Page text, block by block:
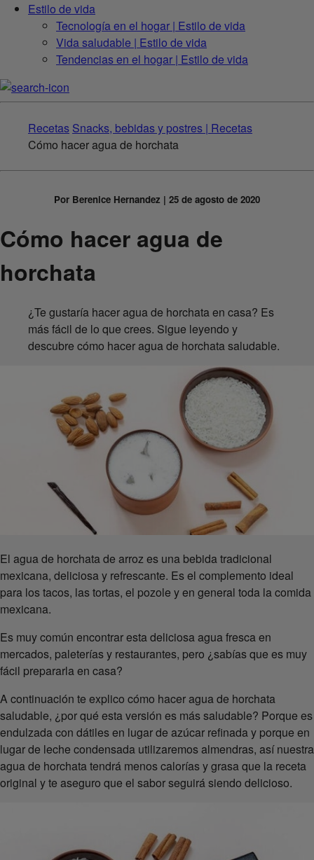
Estilo de vida
Tecnología en el hogar | Estilo de vida
Vida saludable | Estilo de vida
Tendencias en el hogar | Estilo de vida
Recetas Snacks, bebidas y postres | Recetas
Cómo hacer agua de horchata
Por Berenice Hernandez | 25 de agosto de 2020
Cómo hacer agua de
horchata
¿Te gustaría hacer agua de horchata en casa? Es
más fácil de lo que crees. Sigue leyendo y
descubre cómo hacer agua de horchata saludable.
El agua de horchata de arroz es una bebida tradicional
mexicana, deliciosa y refrescante. Es el complemento ideal
para los tacos, las tortas, el pozole y en general toda la comida
mexicana.
Es muy común encontrar esta deliciosa agua fresca en
mercados, paleterías y restaurantes, pero ¿sabías que es muy
fácil prepararla en casa?
A continuación te explico cómo hacer agua de horchata
saludable, ¿por qué esta versión es más saludable? Porque es
endulzada con dátiles en lugar de azúcar refinada y porque en
lugar de leche condensada utilizaremos almendras, así nuestra
agua de horchata tendrá menos calorías y grasa que la receta
original y te aseguro que el sabor seguirá siendo delicioso.